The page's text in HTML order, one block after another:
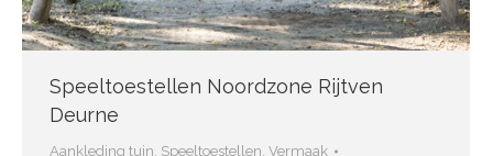
Speeltoestellen Noordzone Rijtven
Deurne
Aankleding tuin, Speeltoestellen, Vermaak